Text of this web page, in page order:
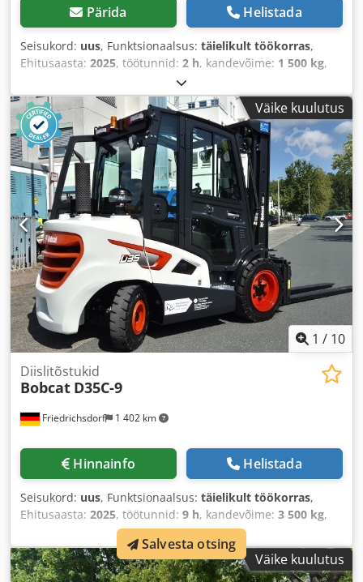
Pärida Helistada
Seisukord: uus, Funktsionaalsus: täielikult töökorras,
Ehitusaasta: 2025, töötunnid: 2 h, kandevõime: 1 500 kg,
, kütuse tüüp:
ehituskõrgus:1 160 mm, kahvli pikkus:1 150 mm,
tühimass:
123 kg, kogupikkus:1 530 mm, veotüüp:
Elektro, ehituslaius:540 mm ,
Väike kuulutus
1 / 10
Friedrichsdorf 1 402 km
Diislitõstukid
Bobcat D35C-9
Hinnainfo Helistada
Seisukord: uus, Funktsionaalsus: täielikult töökorras,
Ehitusaasta: 2025, töötunnid: 9 h, kandevõime: 3 500 kg,
4 380 mm, vaba tõstekõrgus:
kütuse tüüp:diisel , masti tüüp: kolmekordne (triplex),
ehituskõrgus:2 180 mm, võimsus:45 kW (61,18 hj),
Väike kuulutus
Salvesta otsing